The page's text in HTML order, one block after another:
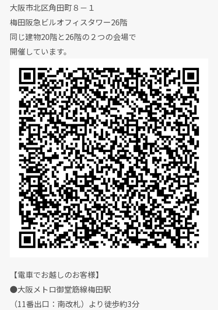
大阪市北区角田町８－１
梅田阪急ビルオフィスタワー26階
同じ建物20階と26階の２つの会場で
開催しています。
【電車でお越しのお客様】
●大阪メトロ御堂筋線梅田駅
（11番出口：南改札）より徒歩約3分